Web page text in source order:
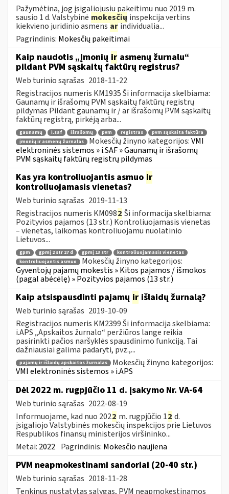
Pažymėtina, jog įsigaliojusiu pakeitimu nuo 2019 m.
sausio 1 d. Valstybinė mokesčių inspekcija vertins
kiekvieno juridinio asmensarindividualia...
Pagrindinis: Mokesčių pakeitimai
Kaip naudotis „Įmonių ir asmenų žurnalu“
pildant PVM sąskaitų faktūrų registrus?
Web turinio sąrašas 2018-11-22
Registracijos numeris KM1935 Ši informacija skelbiama:
Gaunamų ir išrašomų PVM sąskaitų faktūrų registrų
pildymas Pildant gaunamų ir / ar išrašomų PVM sąskaitų
faktūrų registrą, pirkėją arba...
gaunamų i.saf išrašomų pvm registras
pvm sąskaita faktūra
įmonių ir asmenų žurnalas
Mokesčių žinyno kategorijos:VMI
elektroninės sistemos » i.SAF » Gaunamų ir išrašomų
PVM sąskaitų faktūrų registrų pildymas
Kas yra kontroliuojantis asmuo ir
kontroliuojamasis vienetas?
Web turinio sąrašas 2019-11-13
Registracijos numeris KM0982 Ši informacija skelbiama:
Pozityvios pajamos (13 str.) Kontroliuojamasis vienetas
– vienetas, laikomas kontroliuojamu nuolatinio
Lietuvos...
gpm gpmį 2 str 27 d gpmį 13 str
kontroliuojamasis vienetas
kontroliuojantis asmuo
Mokesčių žinyno kategorijos:
Gyventojų pajamų mokestis » Kitos pajamos / išmokos
(pagal abėcėlę) » Pozityvios pajamos (13 str.)
Kaip atsispausdinti pajamų ir išlaidų žurnalą?
Web turinio sąrašas 2019-10-09
Registracijos numeris KM2399 Ši informacija skelbiama:
i.APS „Apskaitos žurnalo“ peržiūros lange reikia
pasirinkti pačios naršyklės spausdinimo funkciją. Tai
dažniausiai galima padaryti, pvz.,...
pajamų ir išlaidų apskaitos žurnalas
Mokesčių žinyno kategorijos:
VMI elektroninės sistemos » i.APS
Dėl 2022 m. rugpjūčio 11 d. įsakymo Nr. VA-64
Web turinio sąrašas 2022-08-19
Informuojame, kad nuo 2022 m. rugpjūčio 12 d.
įsigaliojo Valstybinės mokesčių inspekcijos prie Lietuvos
Respublikos finansų ministerijos viršininko...
Metai: 2022 Pagrindinis: Mokesčio naujiena
PVM neapmokestinami sandoriai (20-40 str.)
Web turinio sąrašas 2018-11-28
Tenkinus nustatytas sąlygas, PVM neapmokestinamos